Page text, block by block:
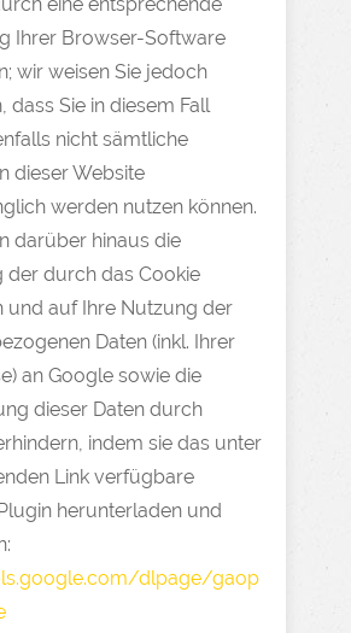
Ihrer Browser-Software
wir weisen Sie jedoch
dass Sie in diesem Fall
nicht sämtliche
dieser Website
werden nutzen können.
darüber hinaus die
der durch das Cookie
und auf Ihre Nutzung der
Daten (inkl. Ihrer
an Google sowie die
dieser Daten durch
indem sie das unter
Link verfügbare
herunterladen und
dlpage/gaop